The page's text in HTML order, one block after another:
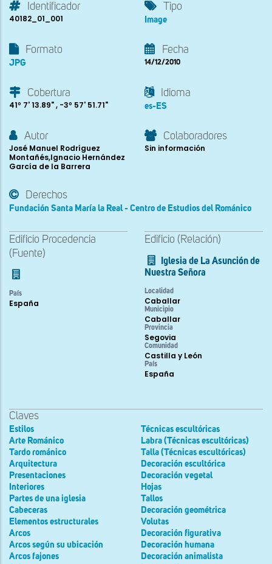
Identificador
40182_01_001
Tipo
Image
Formato
JPG
Fecha
14/12/2010
Cobertura
41º 7' 13.89" , -3º 57' 51.71"
Idioma
es-ES
Autor
José Manuel Rodríguez
Montañés,Ignacio Hernández
García de la Barrera
Colaboradores
Sin información
Derechos
Fundación Santa María la Real - Centro de Estudios del Románico
Edificio Procedencia
(Fuente)
País
España
Edificio (Relación)
Iglesia de La Asunción de
Nuestra Señora
Localidad
Caballar
Municipio
Caballar
Provincia
Segovia
Comunidad
Castilla y León
País
España
Claves
Estilos
Arte Románico
Tardo románico
Arquitectura
Presentaciones
Interiores
Partes de una iglesia
Cabeceras
Elementos estructurales
Arcos
Arcos según su ubicación
Arcos fajones
Técnicas escultóricas
Labra (Técnicas escultóricas)
Talla (Técnicas escultóricas)
Decoración escultórica
Decoración vegetal
Hojas
Tallos
Decoración geométrica
Volutas
Decoración figurativa
Decoración humana
Decoración animalista